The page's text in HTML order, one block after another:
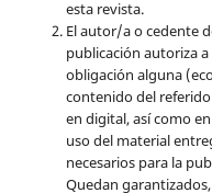
esta revista.
El autor/a o cedente
publicación autoriza
obligación alguna
contenido del
en digital, así como
uso del material
necesarios para la
Quedan